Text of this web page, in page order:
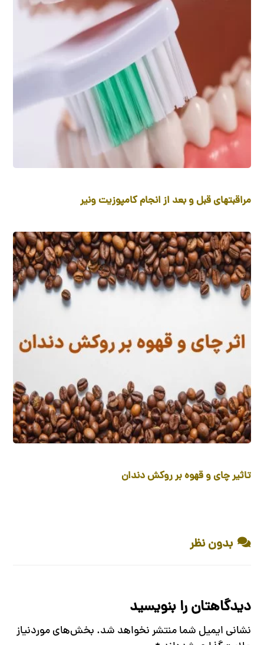
مراقبتهای قبل و بعد از انجام کامپوزیت ونیر
تاثیر چای و قهوه بر روکش دندان
بدون نظر
دیدگاهتان را بنویسید
نشانی ایمیل شما منتشر نخواهد شد. بخش‌های موردنیاز